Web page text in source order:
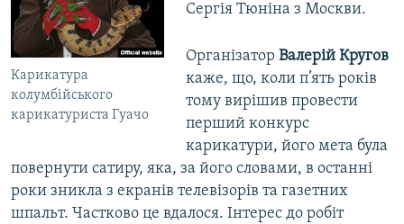
Карикатура
колумбійського
карикатуриста Гуачо
Сергія Тюніна з Москви.
Організатор Валерій Кругов
каже, що, коли п’ять років
тому вирішив провести
перший конкурс
карикатури, його мета була
повернути сатиру, яка, за його словами, в останні
роки зникла з екранів телевізорів та газетних
шпальт. Частково це вдалося. Інтерес до робіт